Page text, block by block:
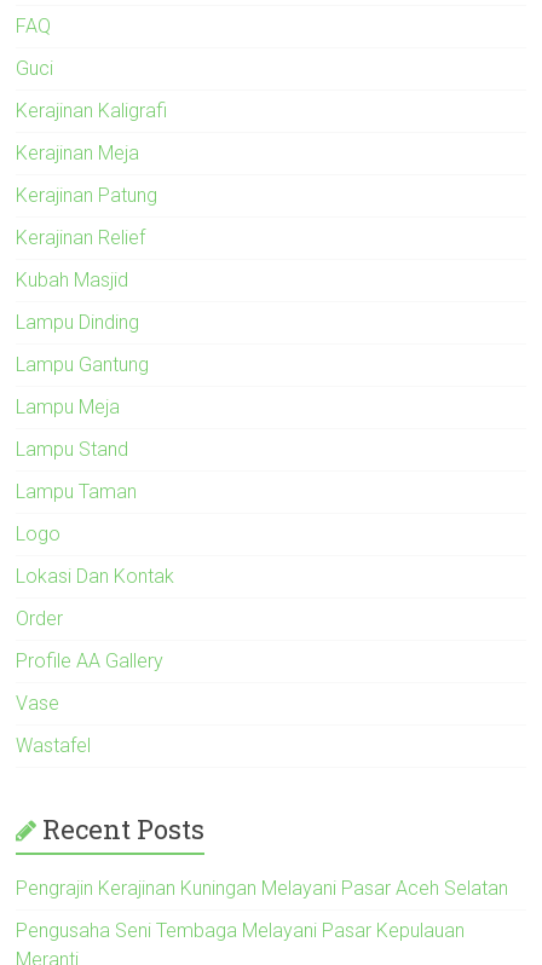
FAQ
Guci
Kerajinan Kaligrafi
Kerajinan Meja
Kerajinan Patung
Kerajinan Relief
Kubah Masjid
Lampu Dinding
Lampu Gantung
Lampu Meja
Lampu Stand
Lampu Taman
Logo
Lokasi Dan Kontak
Order
Profile AA Gallery
Vase
Wastafel
Recent Posts
Pengrajin Kerajinan Kuningan Melayani Pasar Aceh Selatan
Pengusaha Seni Tembaga Melayani Pasar Kepulauan
Meranti